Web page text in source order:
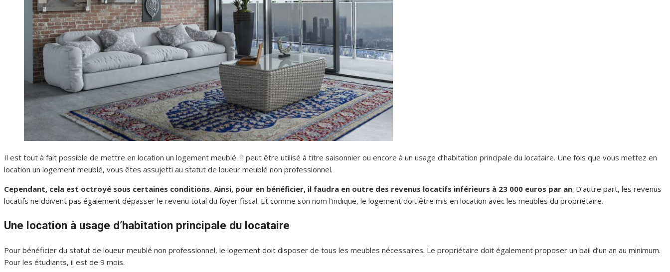
Il est tout à fait possible de mettre en location un logement meublé. Il peut être utilisé à titre saisonnier ou encore à un usage d’habitation principale du locataire. Une fois que vous mettez en
location un logement meublé, vous êtes assujetti au statut de loueur meublé non professionnel.
Cependant, cela est octroyé sous certaines conditions. Ainsi, pour en bénéficier, il faudra en outre des revenus locatifs inférieurs à 23 000 euros par an. D’autre part, les revenus
locatifs ne doivent pas également dépasser le revenu total du foyer fiscal. Et comme son nom l’indique, le logement doit être mis en location avec les meubles du propriétaire.
Une location à usage d’habitation principale du locataire
Pour bénéficier du statut de loueur meublé non professionnel, le logement doit disposer de tous les meubles nécessaires. Le propriétaire doit également proposer un bail d’un an au minimum.
Pour les étudiants, il est de 9 mois.